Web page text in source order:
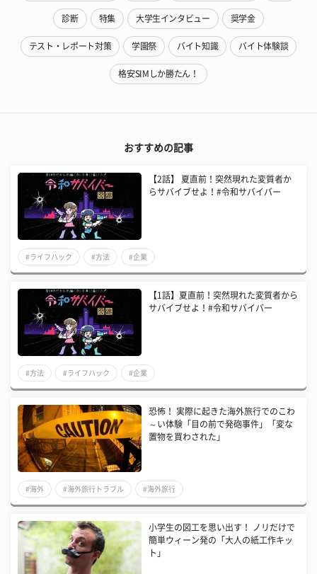
診断 特集 大学生インタビュー 奨学金
テスト・レポート対策 学園祭 バイト知識 バイト体験談
格安SIMしか勝たん！
おすすめの記事
【2話】 夏直前！突然現れた変質者か
らサバイブせよ！#令和サバイバー
#ライフハック #方法 #企業
【1話】夏直前！突然現れた変質者から
サバイブせよ！#令和サバイバー
#方法 #ライフハック #企業
​恐怖！ 実際に起きた海外旅行でのこわ
～い体験「目の前で発砲事件」「変な
置物を買わされた」
#海外 #海外旅行トラブル #海外旅行
小学生の図工を思い出す！ ノリだけで
簡単ウィーン発の「大人の紙工作キッ
ト」